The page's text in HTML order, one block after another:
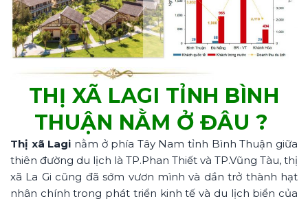
THỊ XÃ LAGI TỈNH BÌNH
THUẬN NẰM Ở ĐÂU ?
Thị xã Lagi nằm ở phía Tây Nam tỉnh Bình Thuận giữa
thiên đường du lịch là TP.Phan Thiết và TP.Vũng Tàu, thị
xã La Gi cũng đã sớm vươn mình và dần trở thành hạt
nhân chính trong phát triển kinh tế và du lịch biển của